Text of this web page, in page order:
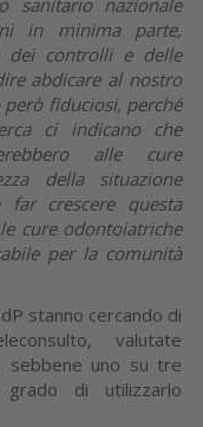
in minima parte,
dei controlli e delle
abdicare al nostro
fiduciosi, perché
ci indicano che
alle cure
della situazione
crescere questa
cure odontoiatriche
per la comunità
stanno cercando di
valutate
sebbene uno su tre
di utilizzarlo